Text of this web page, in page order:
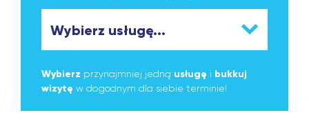
Wybierz przynajmniej jedną usługę i bukkuj
wizytę w dogodnym dla siebie terminie!